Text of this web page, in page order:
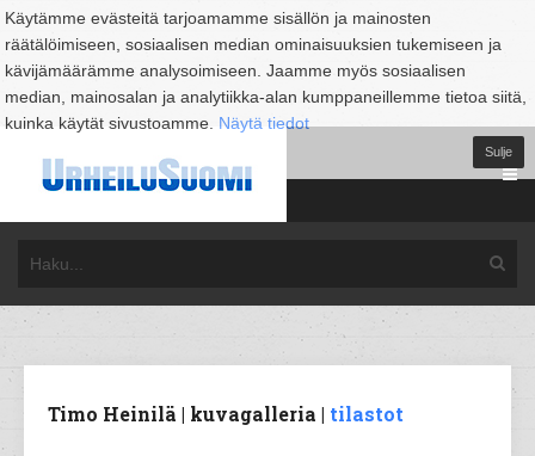
Käytämme evästeitä tarjoamamme sisällön ja mainosten
räätälöimiseen, sosiaalisen median ominaisuuksien tukemiseen ja
kävijämäärämme analysoimiseen. Jaamme myös sosiaalisen
median, mainosalan ja analytiikka-alan kumppaneillemme tietoa siitä,
kuinka käytät sivustoamme. Näytä tiedot
Sulje
Timo Heinilä | kuvagalleria | tilastot